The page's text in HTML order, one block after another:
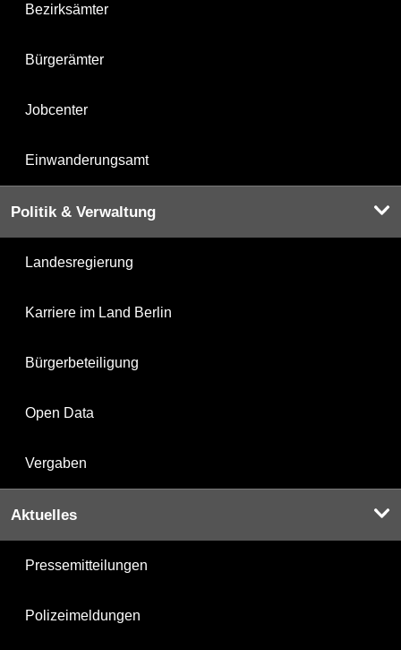
Bezirksämter
Bürgerämter
Jobcenter
Einwanderungsamt
Politik & Verwaltung
Landesregierung
Karriere im Land Berlin
Bürgerbeteiligung
Open Data
Vergaben
Aktuelles
Pressemitteilungen
Polizeimeldungen